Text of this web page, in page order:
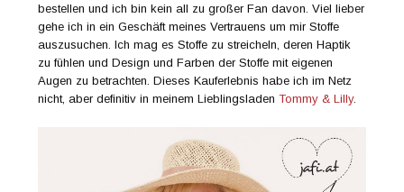
bestellen und ich bin kein all zu großer Fan davon. Viel lieber
gehe ich in ein Geschäft meines Vertrauens um mir Stoffe
auszusuchen. Ich mag es Stoffe zu streicheln, deren Haptik
zu fühlen und Design und Farben der Stoffe mit eigenen
Augen zu betrachten. Dieses Kauferlebnis habe ich im Netz
nicht, aber definitiv in meinem LieblingsladenTommy & Lilly.